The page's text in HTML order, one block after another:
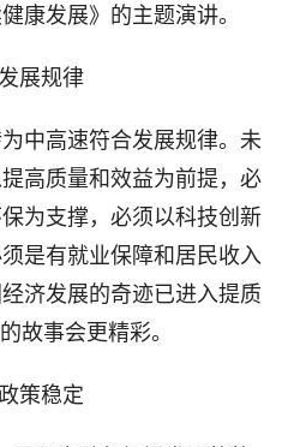
康发展》的主题演讲。
展规律
高速符合发展规律。未
高质量和效益为前提，必
为支撑，必须以科技创新
是有就业保障和居民收入
济发展的奇迹已进入提质
故事会更精彩。
策稳定